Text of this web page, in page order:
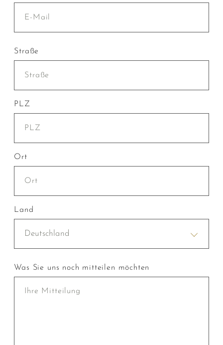
Straße
PLZ
Ort
Land
Deutschland
Was Sie uns noch mitteilen möchten